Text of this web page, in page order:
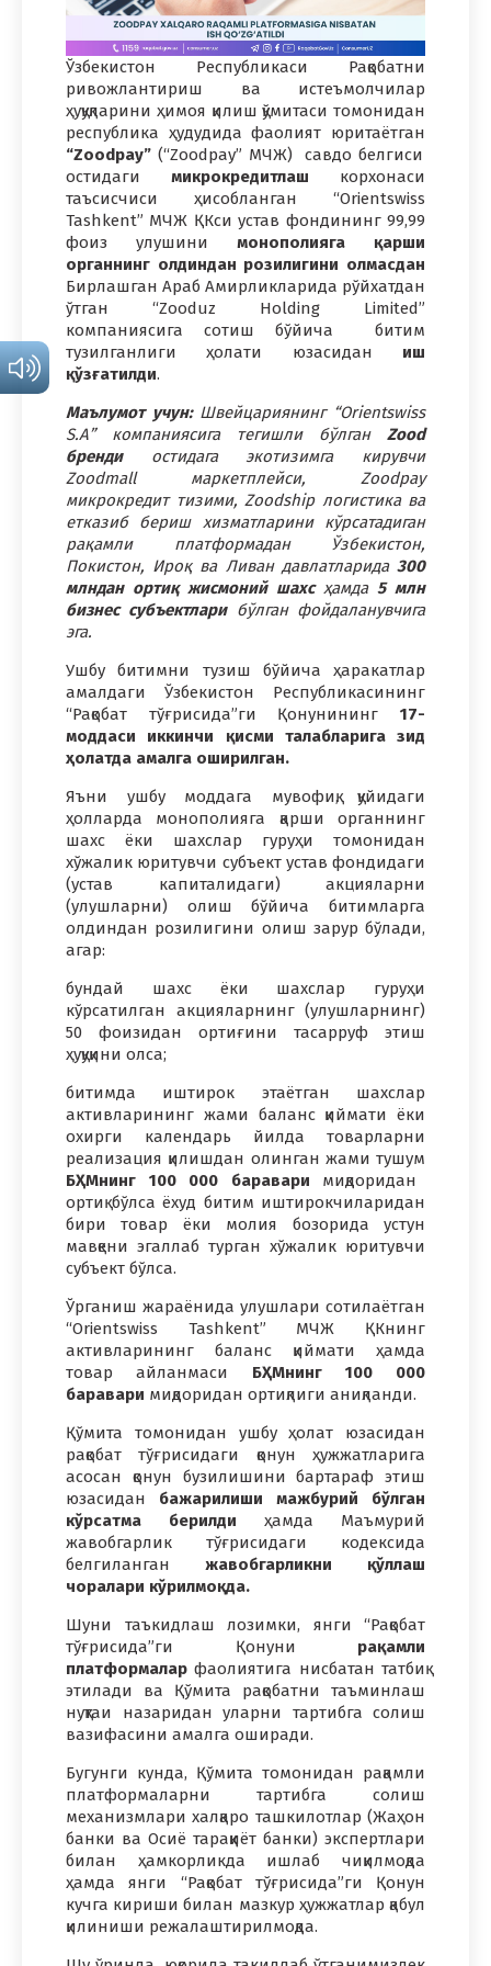
Ўзбекистон Республикаси Рақобатни
ривожлантириш ва истеъмолчилар
ҳуқуқларини ҳимоя қилиш қўмитаси томонидан
республика ҳудудида фаолият юритаётган
“Zoodpay” (“Zoodpay” МЧЖ)
савдо белгиси
остидаги микрокредитлаш корхонаси
таъсисчиси ҳисобланган “Orientswiss
Tashkent” МЧЖ ҚКси устав фондининг 99,99
фоиз улушини монополияга қарши
органнинг олдиндан розилигини олмасдан
Бирлашган Араб Амирликларида рўйхатдан
ўтган “Zooduz Holding Limited”
компаниясига сотиш бўйича битим
тузилганлиги ҳолати юзасидан иш
қўзғатилди.
Маълумот учун:Швейцариянинг “Orientswiss
S.A” компаниясига тегишли бўлган Zood
брендиостидага экотизимга кирувчи
Zoodmall маркетплейси, Zoodpay
микрокредит тизими, Zoodship логистика ва
етказиб бериш хизматларини кўрсатадиган
рақамли платформадан Ўзбекистон,
Покистон, Ироқ ва Ливан давлатларида 300
млндан ортиқ жисмоний шахсҳамда 5 млн
бизнес субъектларибўлган фойдаланувчига
эга.
Ушбу битимни тузиш бўйича ҳаракатлар
амалдаги Ўзбекистон Республикасининг
“Рақобат тўғрисида”ги Қонунининг 17-
моддаси иккинчи қисми талабларига зид
ҳолатда амалга оширилган.
Яъни ушбу моддага мувофиқ, қуйидаги
ҳолларда монополияга қарши органнинг
шахс ёки шахслар гуруҳи томонидан
хўжалик юритувчи субъект устав фондидаги
(устав капиталидаги) акцияларни
(улушларни) олиш бўйича битимларга
олдиндан розилигини олиш зарур бўлади,
агар:
бундай шахс ёки шахслар гуруҳи
кўрсатилган акцияларнинг (улушларнинг)
50 фоизидан ортиғини тасарруф этиш
ҳуқуқини олса;
битимда иштирок этаётган шахслар
активларининг жами баланс қиймати ёки
охирги календарь йилда товарларни
реализация қилишдан олинган жами тушум
БҲМнинг 100 000 баравари миқдоридан
ортиқ бўлса ёхуд битим иштирокчиларидан
бири товар ёки молия бозорида устун
мавқени эгаллаб турган хўжалик юритувчи
субъект бўлса.
Ўрганиш жараёнида улушлари сотилаётган
“Orientswiss Tashkent” МЧЖ ҚКнинг
активларининг баланс қиймати ҳамда
товар айланмаси БҲМнинг 100 000
баравари миқдоридан ортиқлиги аниқланди.
Қўмита томонидан ушбу ҳолат юзасидан
рақобат тўғрисидаги қонун ҳужжатларига
асосан қонун бузилишини бартараф этиш
юзасидан бажарилиши мажбурий бўлган
кўрсатма берилди ҳамда Маъмурий
жавобгарлик тўғрисидаги кодексида
белгиланган жавобгарликни қўллаш
чоралари кўрилмоқда.
Шуни таъкидлаш лозимки, янги “Рақобат
тўғрисида”ги Қонуни рақамли
платформалар фаолиятига нисбатан татбиқ
этилади ва Қўмита рақобатни таъминлаш
нуқтаи назаридан уларни тартибга солиш
вазифасини амалга оширади.
Бугунги кунда, Қўмита томонидан рақамли
платформаларни тартибга солиш
механизмлари халқаро ташкилотлар (Жаҳон
банки ва Осиё тараққиёт банки) экспертлари
билан ҳамкорликда ишлаб чиқилмоқда
ҳамда янги “Рақобат тўғрисида”ги Қонун
кучга кириши билан мазкур ҳужжатлар қабул
қилиниши режалаштирилмоқда.